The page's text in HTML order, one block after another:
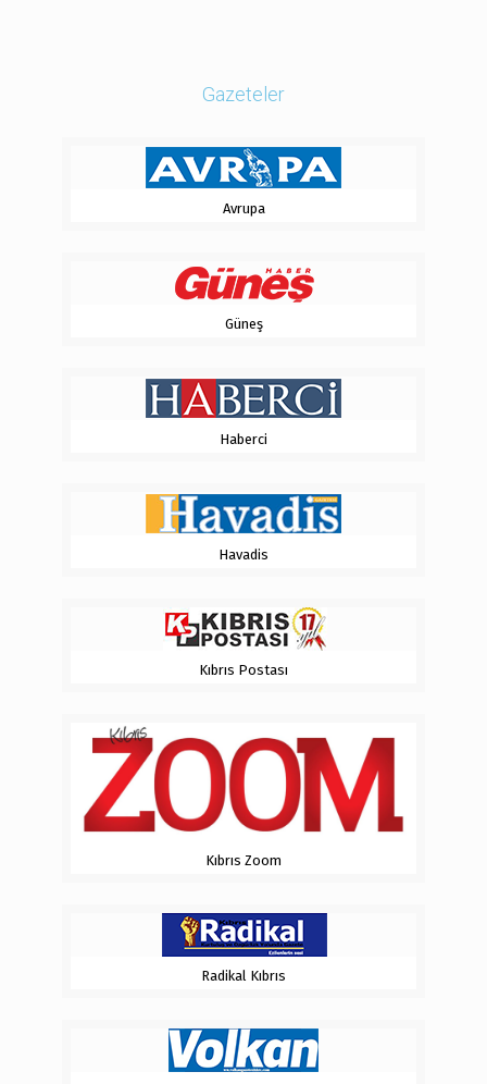
Gazeteler
Avrupa
Güneş
Haberci
Havadis
Kıbrıs Postası
Kıbrıs Zoom
Radikal Kıbrıs